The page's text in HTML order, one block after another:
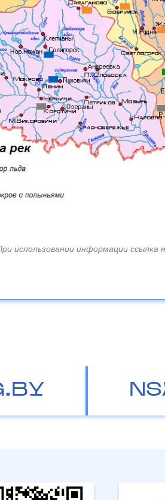
использовании информации ссылка